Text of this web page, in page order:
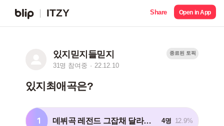
ITZY Share Open in App
있지믿지들믿지
31명 참여중 22.12.10
종료된 토픽
있지최애곡은?
1 데뷔곡 레전드 그잡채 달라달라 4명 12.9%